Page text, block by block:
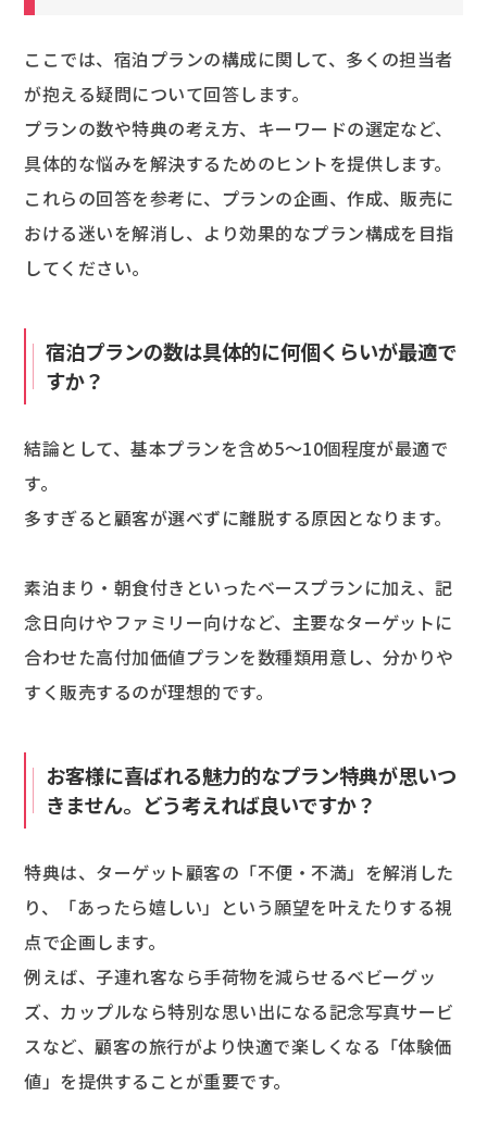
ここでは、宿泊プランの構成に関して、多くの担当者
が抱える疑問について回答します。
プランの数や特典の考え方、キーワードの選定など、
具体的な悩みを解決するためのヒントを提供します。
これらの回答を参考に、プランの企画、作成、販売に
おける迷いを解消し、より効果的なプラン構成を目指
してください。
宿泊プランの数は具体的に何個くらいが最適で
すか？
結論として、基本プランを含め5～10個程度が最適で
す。
多すぎると顧客が選べずに離脱する原因となります。
素泊まり・朝食付きといったベースプランに加え、記
念日向けやファミリー向けなど、主要なターゲットに
合わせた高付加価値プランを数種類用意し、分かりや
すく販売するのが理想的です。
お客様に喜ばれる魅力的なプラン特典が思いつ
きません。どう考えれば良いですか？
特典は、ターゲット顧客の「不便・不満」を解消した
り、「あったら嬉しい」という願望を叶えたりする視
点で企画します。
例えば、子連れ客なら手荷物を減らせるベビーグッ
ズ、カップルなら特別な思い出になる記念写真サービ
スなど、顧客の旅行がより快適で楽しくなる「体験価
値」を提供することが重要です。